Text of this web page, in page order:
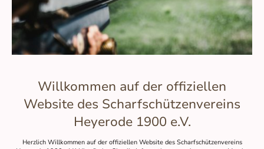
Willkommen auf der offiziellen
Website des Scharfschützenvereins
Heyerode 1900 e.V.
Herzlich Willkommen auf der offiziellen Website des Scharfschützenvereins